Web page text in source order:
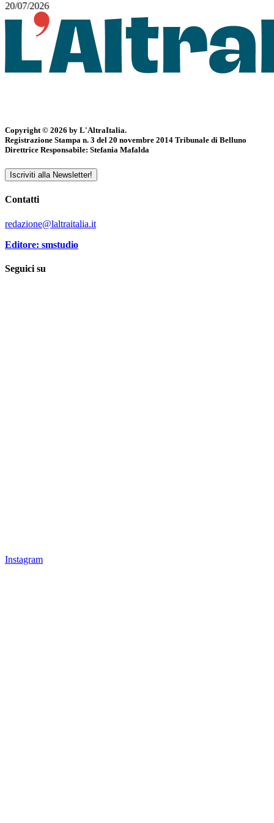
20/07/2026
Copyright © 2026 by L'AltraItalia.
Registrazione Stampa n. 3 del 20 novembre 2014 Tribunale di Belluno
Direttrice Responsabile: Stefania Mafalda
Iscriviti alla Newsletter!
Contatti
redazione@laltraitalia.it
Editore: smstudio
Seguici su
Instagram